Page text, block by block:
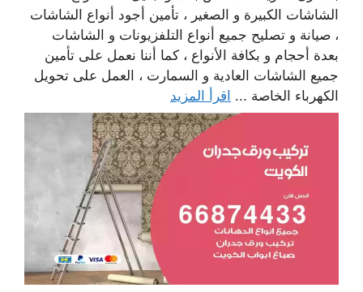
الشاشات الكبيرة و الصغير ، تأمين أجود أنواع الشاشات
، صيانة و تصليح جميع أنواع التلفزيونات و الشاشات
بعدة أحجام و بكافة الأنواع ، كما أننا نعمل على تأمين
جميع الشاشات العادية و السمارت ، العمل على تحويل
الكهرباء الخاصة ... اقرأ المزيد